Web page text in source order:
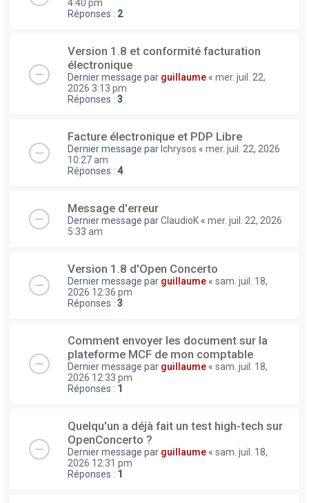
4:40 pm
Réponses : 2
Version 1.8 et conformité facturation
électronique
Dernier message par guillaume « mer. juil. 22,
2026 3:13 pm
Réponses : 3
Facture électronique et PDP Libre
Dernier message par lchrysos « mer. juil. 22, 2026
10:27 am
Réponses : 4
Message d'erreur
Dernier message parClaudioK « mer. juil. 22, 2026
5:33 am
Version 1.8 d'Open Concerto
Dernier message par guillaume « sam. juil. 18,
2026 12:36 pm
Réponses : 3
Comment envoyer les document sur la
plateforme MCF de mon comptable
Dernier message par guillaume « sam. juil. 18,
2026 12:33 pm
Réponses : 1
Quelqu'un a déjà fait un test high-tech sur
OpenConcerto ?
Dernier message par guillaume « sam. juil. 18,
2026 12:31 pm
Réponses : 1